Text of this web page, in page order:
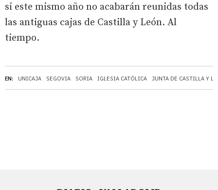
EN: UNICAJA SEGOVIA SORIA IGLESIA CATÓLICA JUNTA DE CASTILLA Y
si este mismo año no acabarán reunidas todas
las antiguas cajas de Castilla y León. Al
tiempo.